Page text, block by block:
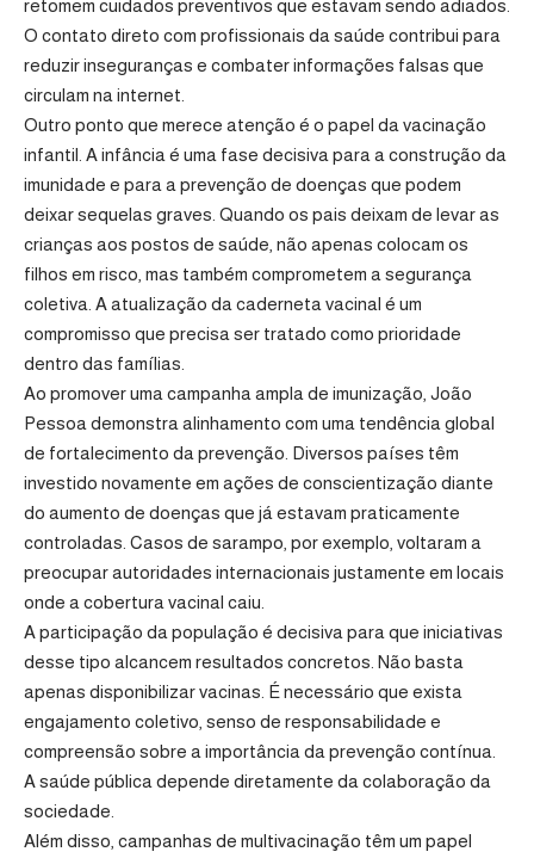
retomem cuidados preventivos que estavam sendo adiados.
O contato direto com profissionais da saúde contribui para
reduzir inseguranças e combater informações falsas que
circulam na internet.
Outro ponto que merece atenção é o papel da vacinação
infantil. A infância é uma fase decisiva para a construção da
imunidade e para a prevenção de doenças que podem
deixar sequelas graves. Quando os pais deixam de levar as
crianças aos postos de saúde, não apenas colocam os
filhos em risco, mas também comprometem a segurança
coletiva. A atualização da caderneta vacinal é um
compromisso que precisa ser tratado como prioridade
dentro das famílias.
Ao promover uma campanha ampla de imunização, João
Pessoa demonstra alinhamento com uma tendência global
de fortalecimento da prevenção. Diversos países têm
investido novamente em ações de conscientização diante
do aumento de doenças que já estavam praticamente
controladas. Casos de sarampo, por exemplo, voltaram a
preocupar autoridades internacionais justamente em locais
onde a cobertura vacinal caiu.
A participação da população é decisiva para que iniciativas
desse tipo alcancem resultados concretos. Não basta
apenas disponibilizar vacinas. É necessário que exista
engajamento coletivo, senso de responsabilidade e
compreensão sobre a importância da prevenção contínua.
A saúde pública depende diretamente da colaboração da
sociedade.
Além disso, campanhas de multivacinação têm um papel